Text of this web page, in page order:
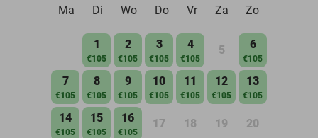
Ma
Di Wo Do Vr Za Zo
1
€105
2
€105
3
€105
4
€105
5 6
€105
7
€105
8
€105
9
€105
10
€105
11
€105
12
€105
13
€105
14
€105
15
€105
16
€105
17 18 19 20